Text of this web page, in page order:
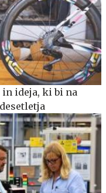
in ideja, ki bi na